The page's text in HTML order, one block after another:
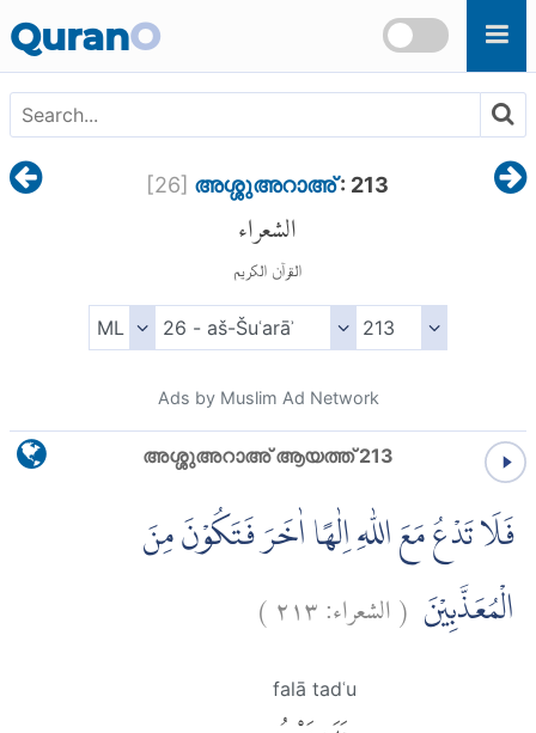
QuranO
[26] അശ്ശുഅറാഅ്: 213
الشعراء
القرآن الكريم
Ads by Muslim Ad Network
അശ്ശുഅറാഅ് ആയത്ത് 213
فَلَا تَدْعُ مَعَ اللّٰهِ اِلٰهًا اٰخَرَ فَتَكُوْنَ مِنَ
الْمُعَذَّبِيْنَ (الشعراء:٢١٣)
falā tadʿu